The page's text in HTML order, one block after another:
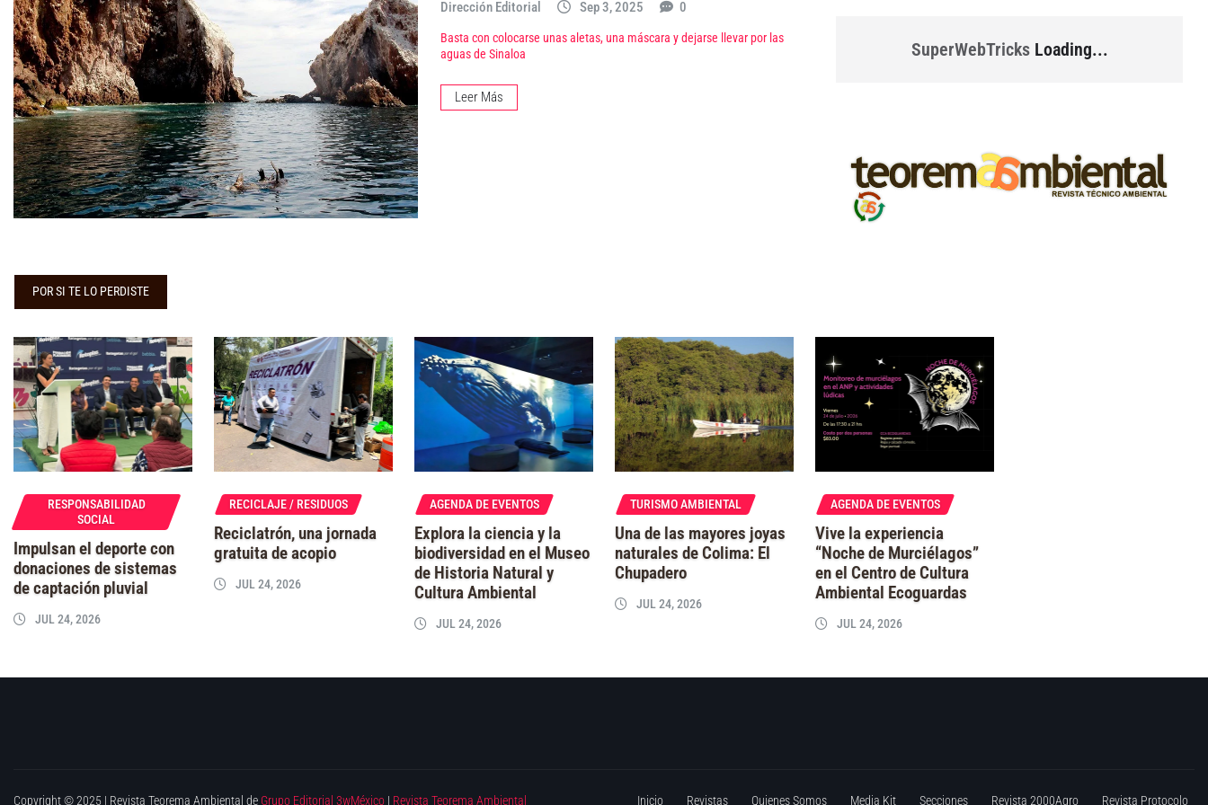
Dirección Editorial Sep 3, 2025 0
Basta con colocarse unas aletas, una máscara y dejarse llevar por las
aguas de Sinaloa
Leer Más
SuperWebTricksLoading...
POR SI TE LO PERDISTE
RESPONSABILIDAD
SOCIAL
Impulsan el deporte con
donaciones de sistemas
de captación pluvial
JUL 24, 2026
RECICLAJE / RESIDUOS
Reciclatrón, una jornada
gratuita de acopio
JUL 24, 2026
AGENDA DE EVENTOS
Explora la ciencia y la
biodiversidad en el Museo
de Historia Natural y
Cultura Ambiental
JUL 24, 2026
TURISMO AMBIENTAL
Una de las mayores joyas
naturales de Colima: El
Chupadero
JUL 24, 2026
AGENDA DE EVENTOS
Vive la experiencia
“Noche de Murciélagos”
en el Centro de Cultura
Ambiental Ecoguardas
JUL 24, 2026
Copyright © 2025 | Revista Teorema Ambiental de Grupo Editorial 3wMéxico | Revista Teorema Ambiental Inicio Revistas Quienes Somos Media Kit Secciones Revista 2000Agro Revista Protocolo